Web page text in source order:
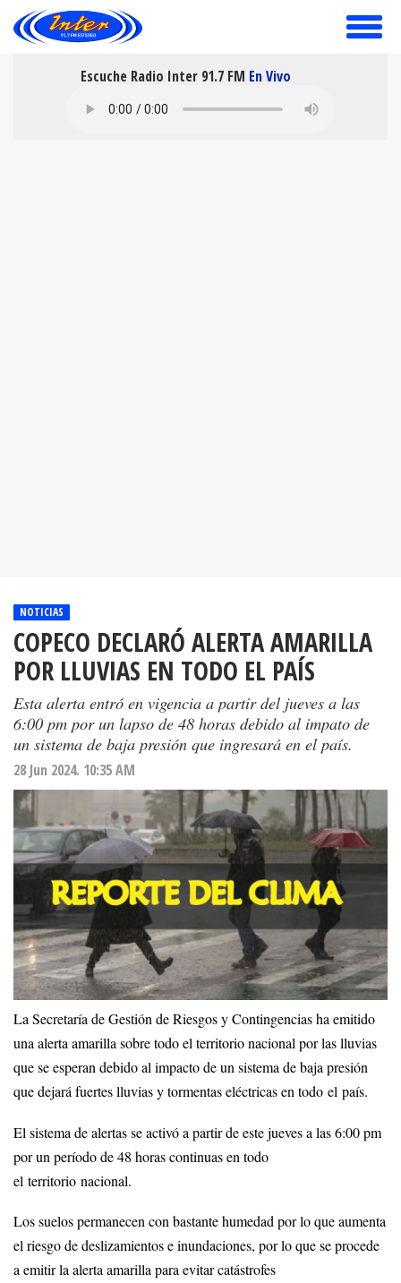
toggle
Escuche Radio Inter 91.7 FM En Vivo
NOTICIAS
COPECO DECLARÓ ALERTA AMARILLA
POR LLUVIAS EN TODO EL PAÍS
Esta alerta entró en vigencia a partir del jueves a las
6:00 pm por un lapso de 48 horas debido al impato de
un sistema de baja presión que ingresará en el país.
28 Jun 2024. 10:35 AM
La Secretaría de Gestión de Riesgos y Contingencias ha emitido
una alerta amarilla sobre todo el territorio nacional por las lluvias
que se esperan debido al impacto de un sistema de baja presión
que dejará fuertes lluvias y tormentas eléctricas en todo el país.
El sistema de alertas se activó a partir de este jueves a las 6:00 pm
por un período de 48 horas continuas en todo
el territorio nacional.
Los suelos permanecen con bastante humedad por lo que aumenta
el riesgo de deslizamientos e inundaciones, por lo que se procede
a emitir la alerta amarilla para evitar catástrofes